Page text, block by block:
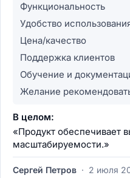
Функциональность
Удобство
Цена/качество
Поддержка клиентов
Обучение и
Желание
В целом:
«Продукт обеспечивает
масштабируемости.»
Сергей Петров · 2 июля